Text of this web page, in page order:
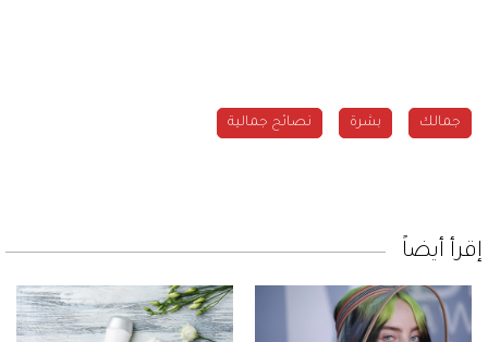
جمالك بشرة نصائح جمالية
إقرأ أيضاً